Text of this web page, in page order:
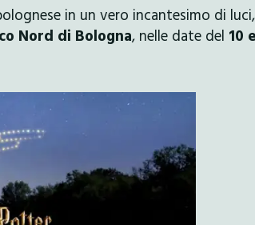
in un vero incantesimo di luci,
Nord di Bologna, nelle date del 10